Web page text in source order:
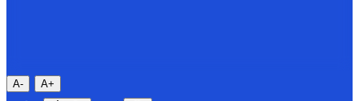
A- A+